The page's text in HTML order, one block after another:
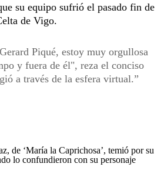
su equipo sufrió el pasado fin de
de Vigo.
Piqué, estoy muy orgullosa
y fuera de él", reza el conciso
a través de la esfera virtual.
de ‘María la Caprichosa’, temió por su
lo confundieron con su personaje